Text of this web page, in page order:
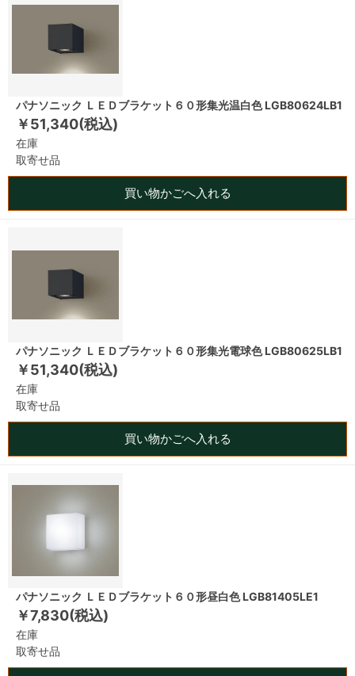
パナソニック ＬＥＤブラケット６０形集光温白色 LGB80624LB1
￥51,340(税込)
在庫
取寄せ品
買い物かごへ入れる
パナソニック ＬＥＤブラケット６０形集光電球色 LGB80625LB1
￥51,340(税込)
在庫
取寄せ品
買い物かごへ入れる
パナソニック ＬＥＤブラケット６０形昼白色 LGB81405LE1
￥7,830(税込)
在庫
取寄せ品